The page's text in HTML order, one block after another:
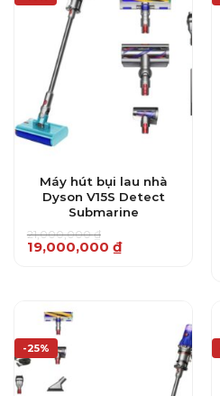
Máy hút bụi lau nhà
Dyson V15S Detect
Submarine
21,000,000₫
Giá
gốc
19,000,000 ₫
Giá
hiện
-25%